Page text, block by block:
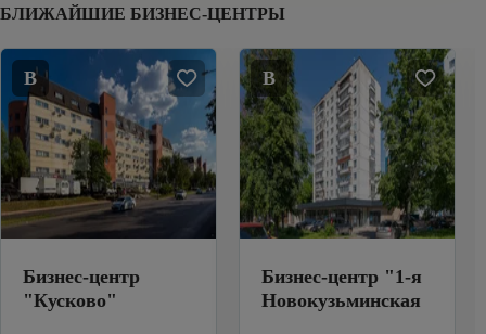
БЛИЖАЙШИЕ БИЗНЕС-ЦЕНТРЫ
B
Бизнес-центр
"Кусково"
B
Бизнес-центр "1-я
Новокузьминская